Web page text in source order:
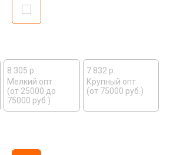
8 305 р.
Мелкий опт
(от 25000 до
75000 руб.)
7 832 р.
Крупный опт
(от 75000 руб.)